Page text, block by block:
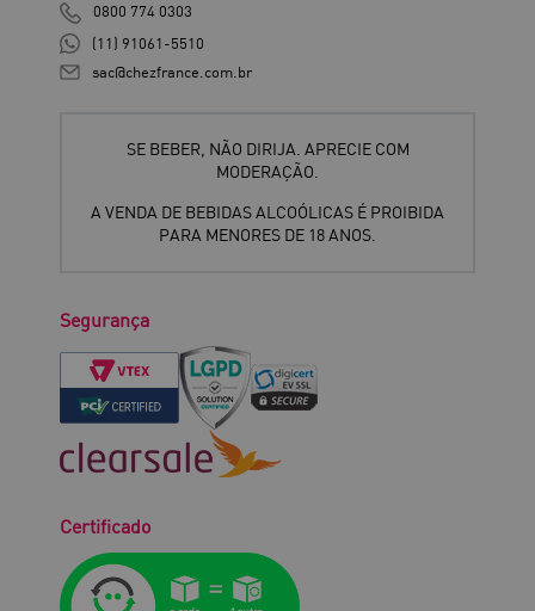
0800 774 0303
(11) 91061-5510
sac@chezfrance.com.br
SE BEBER, NÃO DIRIJA. APRECIE COM
MODERAÇÃO.
A VENDA DE BEBIDAS ALCOÓLICAS É PROIBIDA
PARA MENORES DE 18 ANOS.
Segurança
Certificado